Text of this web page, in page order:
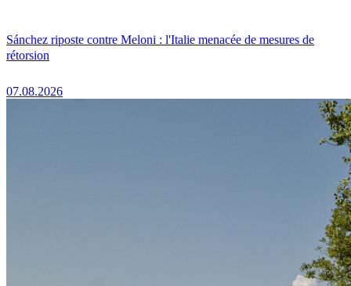
Sánchez riposte contre Meloni : l'Italie menacée de mesures de
rétorsion
07.08.2026